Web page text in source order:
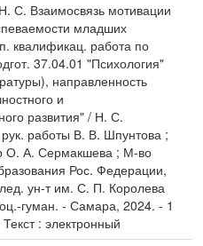
С. Взаимосвязь мотивации
младших
квалификац. работа по
37.04.01 "Психология"
направленность
и
развития" / Н. С.
работы В. В. Шпунтова ;
О. А. Сермакшева ; М-во
Рос. Федерации,
ун-т им. С. П. Королева
гуман. - Самара, 2024. - 1
: электронный